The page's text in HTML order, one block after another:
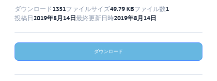
ダウンロード1351ファイルサイズ49.79 KBファイル数1
投稿日2019年8月14日最終更新日時2019年8月14日
ダウンロード